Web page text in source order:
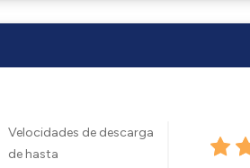
Velocidades de descarga
de hasta